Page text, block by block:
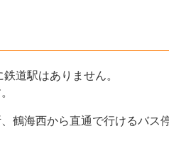
道駅はありません。
鶴海西から直通で行けるバス